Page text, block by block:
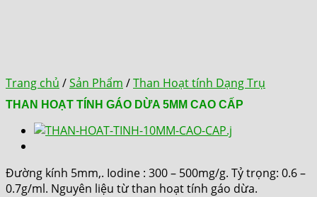
Trang chủ /Sản Phẩm /Than Hoạt tính Dạng Trụ
THAN HOẠT TÍNH GÁO DỪA 5MM CAO CẤP
Đường kính 5mm,. Iodine : 300 – 500mg/g. Tỷ trọng: 0.6 –
0.7g/ml. Nguyên liệu từ than hoạt tính gáo dừa.